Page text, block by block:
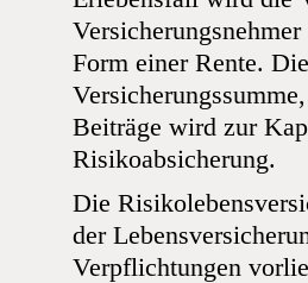
Form einer Rente.
Beiträge wird zur
Risikoabsicherung.
Die
der
Verpflichtungen